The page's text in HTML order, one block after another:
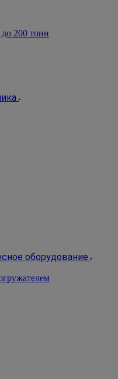
200 тонн
оборудование